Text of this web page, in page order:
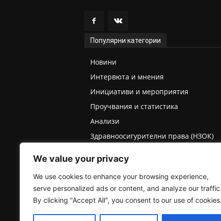
We value your privacy
We use cookies to enhance your browsing experience,
serve personalized ads or content, and analyze our
By clicking "Accept All", you consent to our use of
Популярни категории
Новини
Интервюта и мнения
Инициативи и мероприятия
Проучвания и статистика
Анализи
Здравноосигурителни права (НЗОК)
Медицинска експертиза (ТЕЛК/НЕЛК)